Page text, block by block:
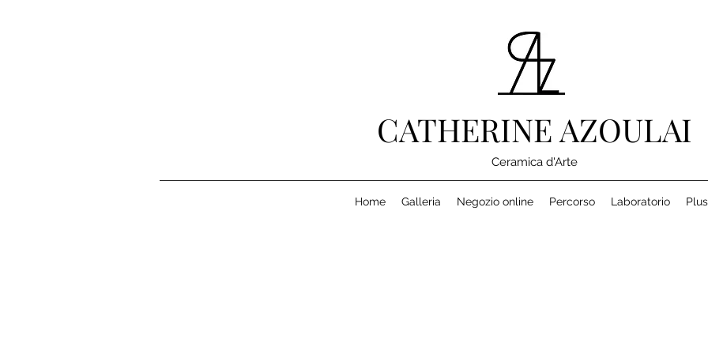
CATHERINE AZOULAI
Ceramica d'Arte
Home Galleria Negozio online Percorso Laboratorio Plus